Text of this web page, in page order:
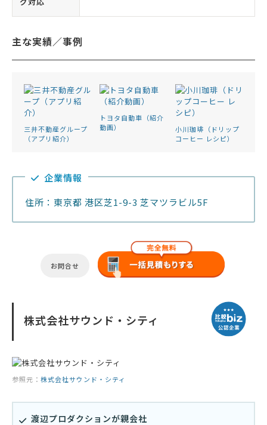
主な実績／事例
三井不動産グループ
（アプリ紹介）
トヨタ自動車（紹介
動画）
小川珈琲（ドリップ
コーヒー レシピ）
企業情報
住所：東京都 港区芝1-9-3 芝マツラビル5F
お問合せ
株式会社サウンド・シティ
参照元： 株式会社サウンド・シティ
渡辺プロダクションが親会社